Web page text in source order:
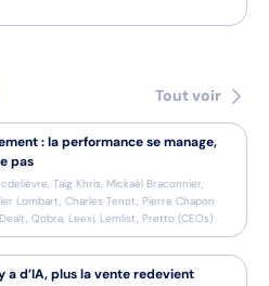
Tout voir
: la performance se manage,
pas
Taïg Khris, Mickaël Braconnier,
Lombart, Charles Tenot, Pierre Chapon
Qobra, Leexi, Lemlist, Pretto (CEOs)
a d’IA, plus la vente redevient